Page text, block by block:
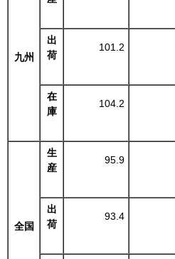
九州
出
荷
101.2
在
庫
104.2
全国
生
産
95.9
出
荷
93.4